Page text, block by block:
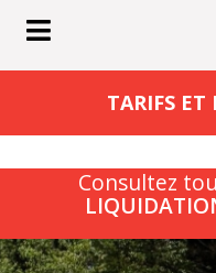
(CHALETS )
(ACTIVITÉS )
TARIFS
Consultez